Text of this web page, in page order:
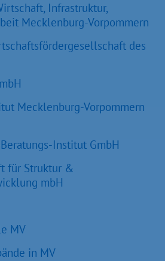
Infrastruktur,
Mecklenburg-Vorpommern
des
Mecklenburg-Vorpommern
Institut GmbH
für Struktur &
mbH
MV
in MV